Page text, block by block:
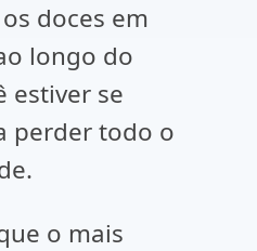
doces em
longo do
estiver se
perder todo o
o mais